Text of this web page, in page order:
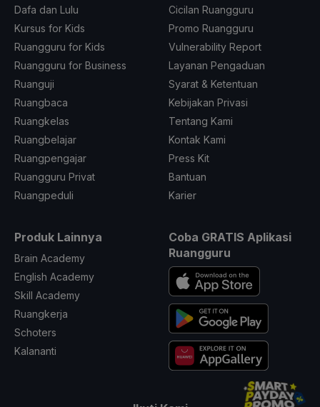
Dafa dan Lulu
Kursus for Kids
Ruangguru for Kids
Ruangguru for Business
Ruanguji
Ruangbaca
Ruangkelas
Ruangbelajar
Ruangpengajar
Ruangguru Privat
Ruangpeduli
Cicilan Ruangguru
Promo Ruangguru
Vulnerability Report
Layanan Pengaduan
Syarat & Ketentuan
Kebijakan Privasi
Tentang Kami
Kontak Kami
Press Kit
Bantuan
Karier
Produk Lainnya
Brain Academy
English Academy
Skill Academy
Ruangkerja
Schoters
Kalananti
Coba GRATIS Aplikasi
Ruangguru